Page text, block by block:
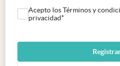
Acepto los Términos y
privacidad*